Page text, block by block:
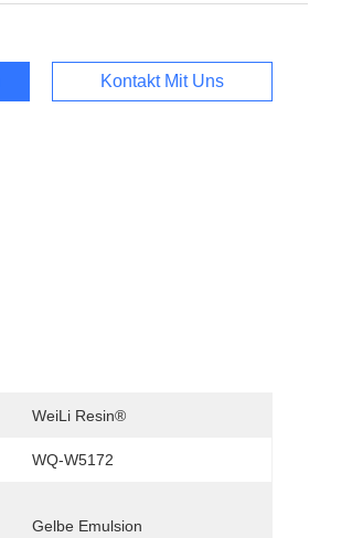
Kontakt Mit Uns
WeiLi Resin®
WQ-W5172
Gelbe Emulsion